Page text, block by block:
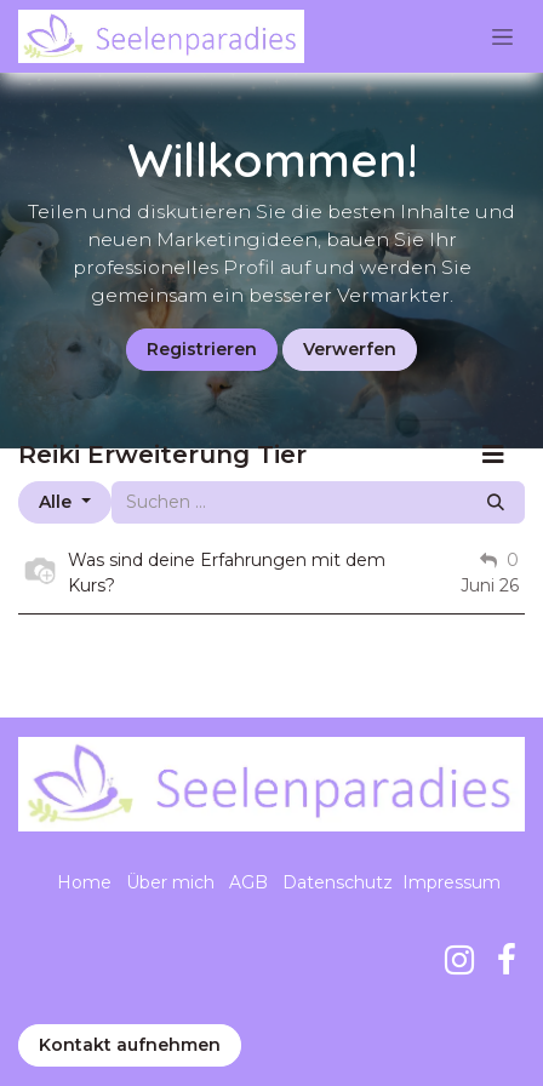
Zum Inhalt springen
Willkommen!
Teilen und diskutieren Sie die besten Inhalte und
neuen Marketingideen, bauen Sie Ihr
professionelles Profil auf und werden Sie
gemeinsam ein besserer Vermarkter.
Registrieren Verwerfen
Reiki Erweiterung Tier
Alle
Was sind deine Erfahrungen mit dem
Kurs?
0
Juni 26
Home Über mich AGB Datenschutz Impressum
Kontakt aufnehmen